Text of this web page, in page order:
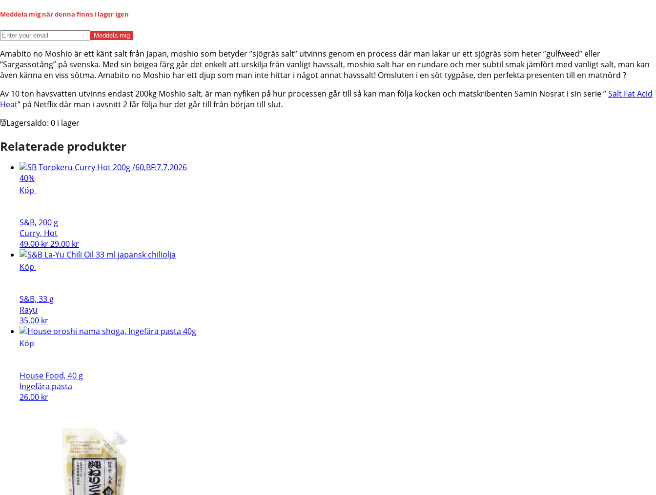
Meddela mig när denna finns i lager igen
Meddela mig
Amabito no Moshio är ett känt salt från Japan, moshio som betyder ”sjögräs salt” utvinns genom en process där man lakar ur ett sjögräs som heter ”gulfweed” eller
”Sargassotång” på svenska. Med sin beigea färg går det enkelt att urskilja från vanligt havssalt, moshio salt har en rundare och mer subtil smak jämfört med vanligt salt, man kan
även känna en viss sötma. Amabito no Moshio har ett djup som man inte hittar i något annat havssalt! Omsluten i en söt tygpåse, den perfekta presenten till en matnörd ?
Av 10 ton havsvatten utvinns endast 200kg Moshio salt, är man nyfiken på hur processen går till så kan man följa kocken och matskribenten Samin Nosrat i sin serie ”Salt Fat Acid
Heat” på Netflix där man i avsnitt 2 får följa hur det går till från början till slut.
Lagersaldo: 0 i lager
Relaterade produkter
40%
Köp
S&B, 200 g
Curry, Hot
49.00kr Det
ursprungliga
29.00 krDet
nuvarande
Köp
S&B, 33 g
Rayu
35.00 kr
Köp
House Food, 40 g
Ingefära pasta
26.00 kr